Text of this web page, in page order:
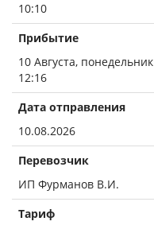
10:10
Прибытие
10 Августа, понедельник
12:16
Дата отправления
10.08.2026
Перевозчик
ИП Фурманов В.И.
Тариф